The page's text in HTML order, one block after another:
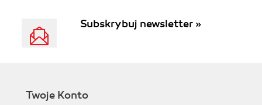
Subskrybuj newsletter »
Twoje Konto